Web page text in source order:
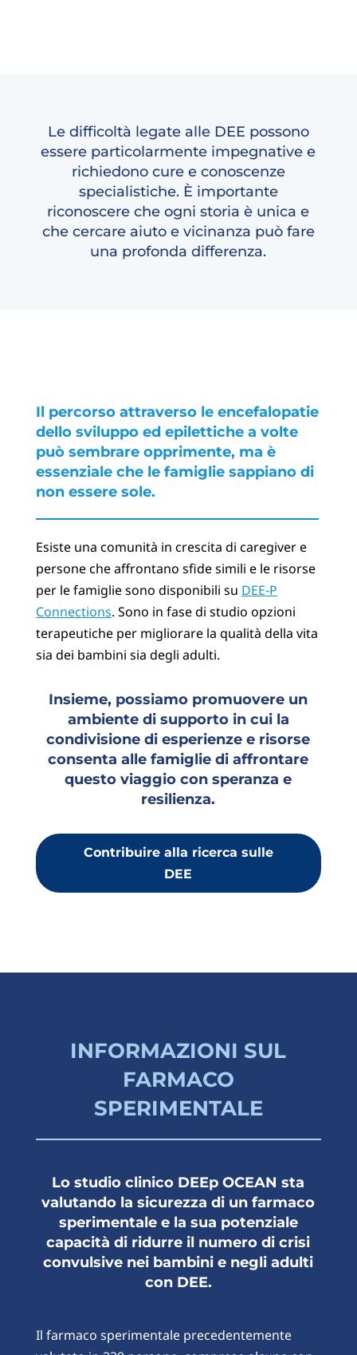
Le difficoltà legate alle DEE possono
essere particolarmente impegnative e
richiedono cure e conoscenze
specialistiche. È importante
riconoscere che ogni storia è unica e
che cercare aiuto e vicinanza può fare
una profonda differenza.
Il percorso attraverso le encefalopatie
dello sviluppo ed epilettiche a volte
può sembrare opprimente, ma è
essenziale che le famiglie sappiano di
non essere sole.
Esiste una comunità in crescita di caregiver e
persone che affrontano sfide simili e le risorse
per le famiglie sono disponibili su DEE-P
Connections. Sono in fase di studio opzioni
terapeutiche per migliorare la qualità della vita
sia dei bambini sia degli adulti.
Insieme, possiamo promuovere un
ambiente di supporto in cui la
condivisione di esperienze e risorse
consenta alle famiglie di affrontare
questo viaggio con speranza e
resilienza.
Contribuire alla ricerca sulle
DEE
INFORMAZIONI SUL
FARMACO
SPERIMENTALE
Lo studio clinico DEEp OCEAN sta
valutando la sicurezza di un farmaco
sperimentale e la sua potenziale
capacità di ridurre il numero di crisi
convulsive nei bambini e negli adulti
con DEE.
Il farmaco sperimentale precedentemente